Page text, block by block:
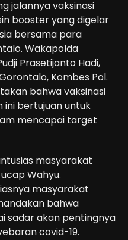
jalannya vaksinasi
booster yang digelar
bersama para
Wakapolda
Prasetijanto Hadi,
Kombes Pol.
bahwa vaksinasi
ini bertujuan untuk
mencapai target
masyarakat
Wahyu.
masyarakat
bahwa
sadar akan pentingnya
covid-19.